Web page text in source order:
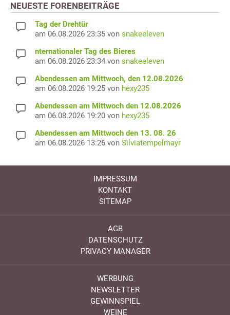
NEUESTE FORENBEITRÄGE
Tag der Drehtür
am 06.08.2026 23:35 von snakeeleven
nternationaler Tag des Bieres
am 06.08.2026 23:34 von snakeeleven
Abendessen am Mittwoch, den 12.08.2026
am 06.08.2026 19:25 von hexy235
Abendessen am Mittwoch den 12.08.2026
am 06.08.2026 19:20 von hexy235
Abendessen am Mittwoch den 13. 08. 26
am 06.08.2026 13:26 von Silviatempelmayr
IMPRESSUM
KONTAKT
SITEMAP
AGB
DATENSCHUTZ
PRIVACY MANAGER
WERBUNG
NEWSLETTER
GEWINNSPIEL
WEINE